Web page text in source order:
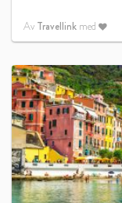
Av Travellink med